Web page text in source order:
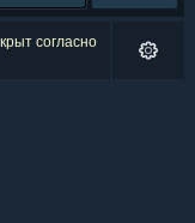
согласно